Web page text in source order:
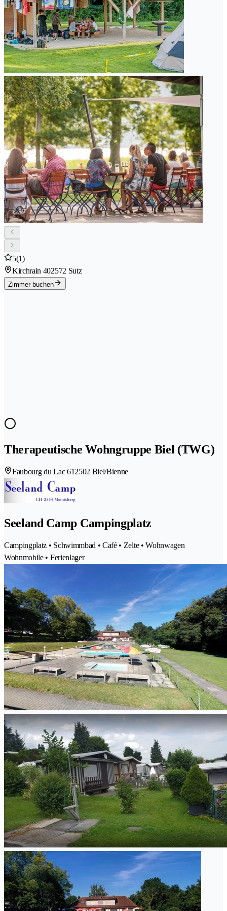
5(1)
Kirchrain 402572 Sutz
Zimmer buchen
Therapeutische Wohngruppe Biel (TWG)
Faubourg du Lac 612502 Biel/Bienne
Seeland Camp Campingplatz
Campingplatz • Schwimmbad • Café • Zelte • Wohnwagen
Wohnmobile • Ferienlager